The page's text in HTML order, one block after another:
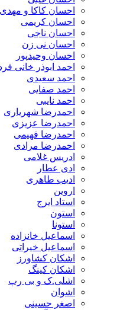
احسان کاکا و مهدی
احسان کریمی
احسان ناجی
احسان نی زن
احسان وحیدپور
احمد ابوذر خانی
احمد سعیدی
احمد صفایی
احمد نایبی
احمدرضا شهریاری
احمدرضا عزیزی
احمدرضا فهیمی
احمدرضا مرادی
ادریس غلامی
ادی عطار
ادیب طاهری
اروین
استاد ایرج
استون
استونا
اسماعیل خانزاده
اسماعیل خیراتی
اشکان کشاورز
اشکان کینگ
اشلی.ک و بی رپ
اشوان
اصغر حسینی